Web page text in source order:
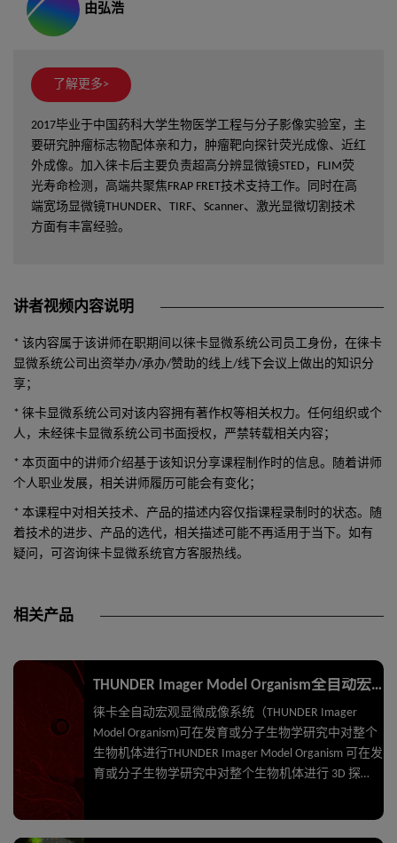
由弘浩
了解更多>
2017毕业于中国药科大学生物医学工程与分子影像实验室，主
要研究肿瘤标志物配体亲和力，肿瘤靶向探针荧光成像、近红
外成像。加入徕卡后主要负责超高分辨显微镜STED，FLIM荧
光寿命检测，高端共聚焦FRAP FRET技术支持工作。同时在高
端宽场显微镜THUNDER、TIRF、Scanner、激光显微切割技术
方面有丰富经验。
讲者视频内容说明
* 该内容属于该讲师在职期间以徕卡显微系统公司员工身份，在徕卡
显微系统公司出资举办/承办/赞助的线上/线下会议上做出的知识分
享；
* 徕卡显微系统公司对该内容拥有著作权等相关权力。任何组织或个
人，未经徕卡显微系统公司书面授权，严禁转载相关内容；
* 本页面中的讲师介绍基于该知识分享课程制作时的信息。随着讲师
个人职业发展，相关讲师履历可能会有变化；
* 本课程中对相关技术、产品的描述内容仅指课程录制时的状态。随
着技术的进步、产品的选代，相关描述可能不再适用于当下。如有
疑问，可咨询徕卡显微系统官方客服热线。
相关产品
THUNDER Imager Model Organism全自动宏观显微成像系统
徕卡全自动宏观显微成像系统（THUNDER Imager
Model Organism)可在发育或分子生物学研究中对整个
生物机体进行THUNDER Imager Model Organism 可在发
育或分子生物学研究中对整个生物机体进行 3D 探
卡体视显微镜典型的易用性。 THUNDER Imager Model